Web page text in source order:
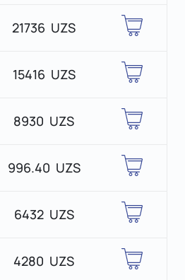
21736 UZS
15416 UZS
8930 UZS
996.40 UZS
6432 UZS
4280 UZS